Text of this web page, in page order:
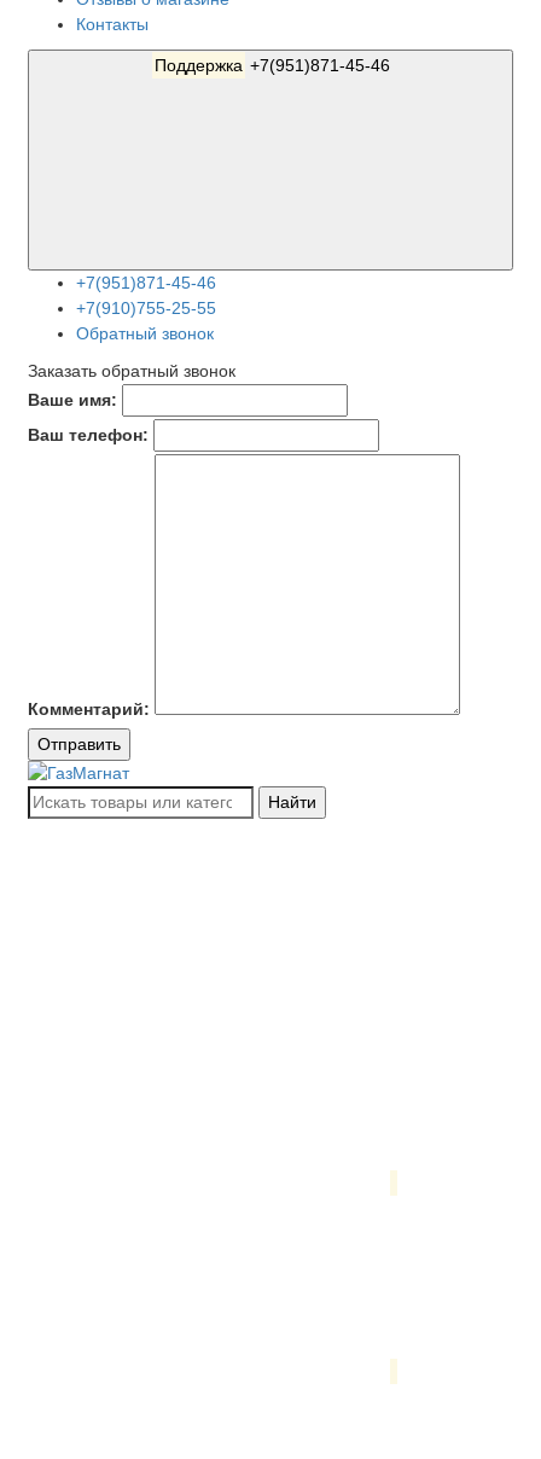
Контакты
Поддержка +7(951)871-45-46
+7(951)871-45-46
+7(910)755-25-55
Обратный звонок
Заказать обратный звонок
Ваше имя:
Ваш телефон:
Комментарий:
Отправить
Найти